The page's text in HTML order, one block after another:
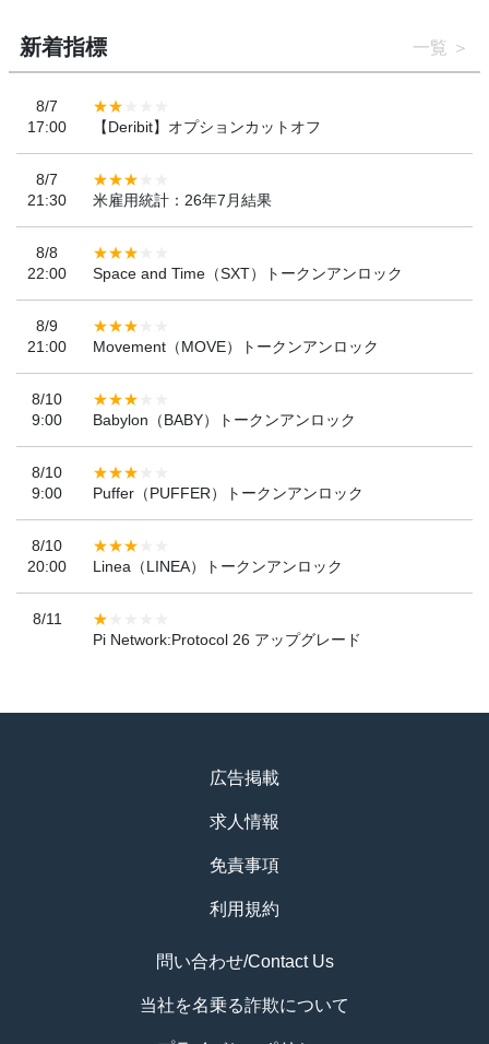
新着指標 一覧
8/7
17:00
【Deribit】オプションカットオフ
8/7
21:30
米雇用統計：26年7月結果
8/8
22:00
Space and Time（SXT）トークンアンロック
8/9
21:00
Movement（MOVE）トークンアンロック
8/10
9:00
Babylon（BABY）トークンアンロック
8/10
9:00
Puffer（PUFFER）トークンアンロック
8/10
20:00
Linea（LINEA）トークンアンロック
8/11
Pi Network:Protocol 26 アップグレード
広告掲載
求人情報
免責事項
利用規約
問い合わせ/Contact Us
当社を名乗る詐欺について